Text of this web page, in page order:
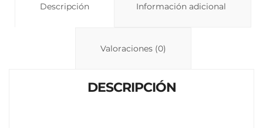
s
p
Descripción Información adicional
Valoraciones (0)
DESCRIPCIÓN